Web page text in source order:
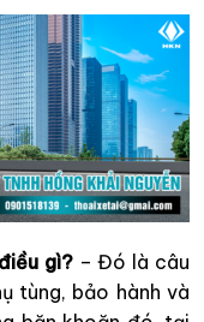
gì?– Đó là câu
tùng, bảo hành và